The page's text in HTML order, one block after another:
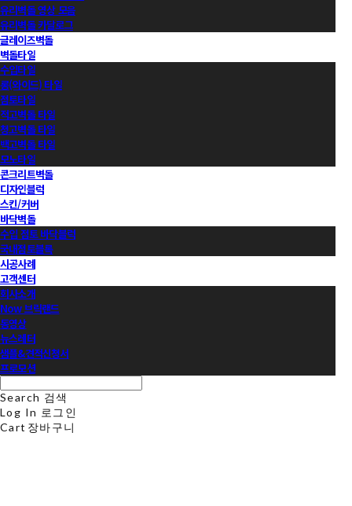
유리벽돌 영상 모음
유리벽돌 카달로그
글레이즈벽돌
벽돌타일
수입타일
롱(와이드) 타일
점토타일
적고벽돌 타일
청고벽돌 타일
백고벽돌 타일
모노타일
콘크리트벽돌
디자인블럭
스킨/커버
바닥벽돌
수입 점토 바닥블럭
국내점토블록
시공사례
고객센터
회사소개
Now 브릭랜드
동영상
뉴스레터
샘플&견적신청서
프로모션
Search 검색
Log In 로그인
Cart 장바구니